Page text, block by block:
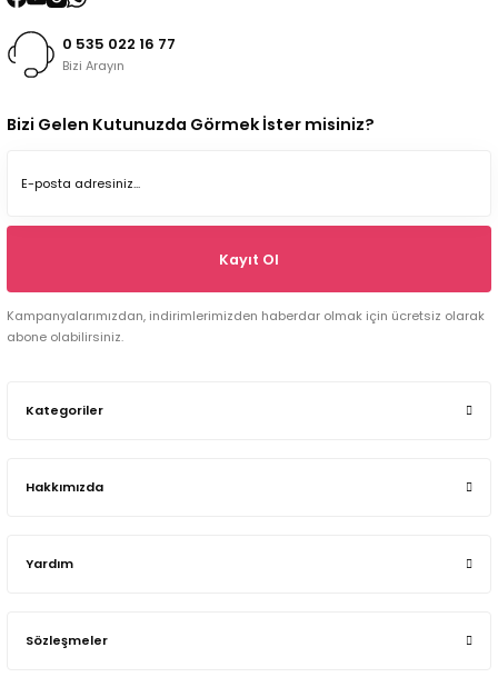
0 535 022 16 77
Bizi Arayın
Kategoriler
Hakkımızda
Yardım
Sözleşmeler
Bizi Gelen Kutunuzda Görmek İster misiniz?
Kayıt Ol
Kampanyalarımızdan, indirimlerimizden haberdar olmak için ücretsiz olarak
abone olabilirsiniz.